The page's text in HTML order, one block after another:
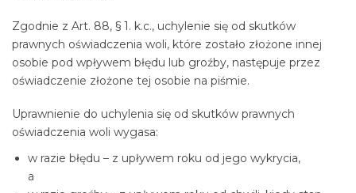
Zgodnie z Art. 88, § 1. k.c., uchylenie się od skutków
prawnych oświadczenia woli, które zostało złożone innej
osobie pod wpływem błędu lub groźby, następuje przez
oświadczenie złożone tej osobie na piśmie.
Uprawnienie do uchylenia się od skutków prawnych
oświadczenia woli wygasa:
w razie błędu – z upływem roku od jego wykrycia,
a